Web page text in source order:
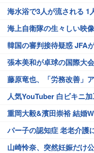
海水浴で3人が流される 1
海上自衛隊の生々しい映
韓国の審判接待疑惑 JFA
張本美和が卓球の国際大
藤原竜也、「労務改善」
人気YouTuber 白ビキニ
重岡大毅&濱田崇裕 結婚
パー子の認知症 老老介護
山崎怜奈、突然妊娠だけ